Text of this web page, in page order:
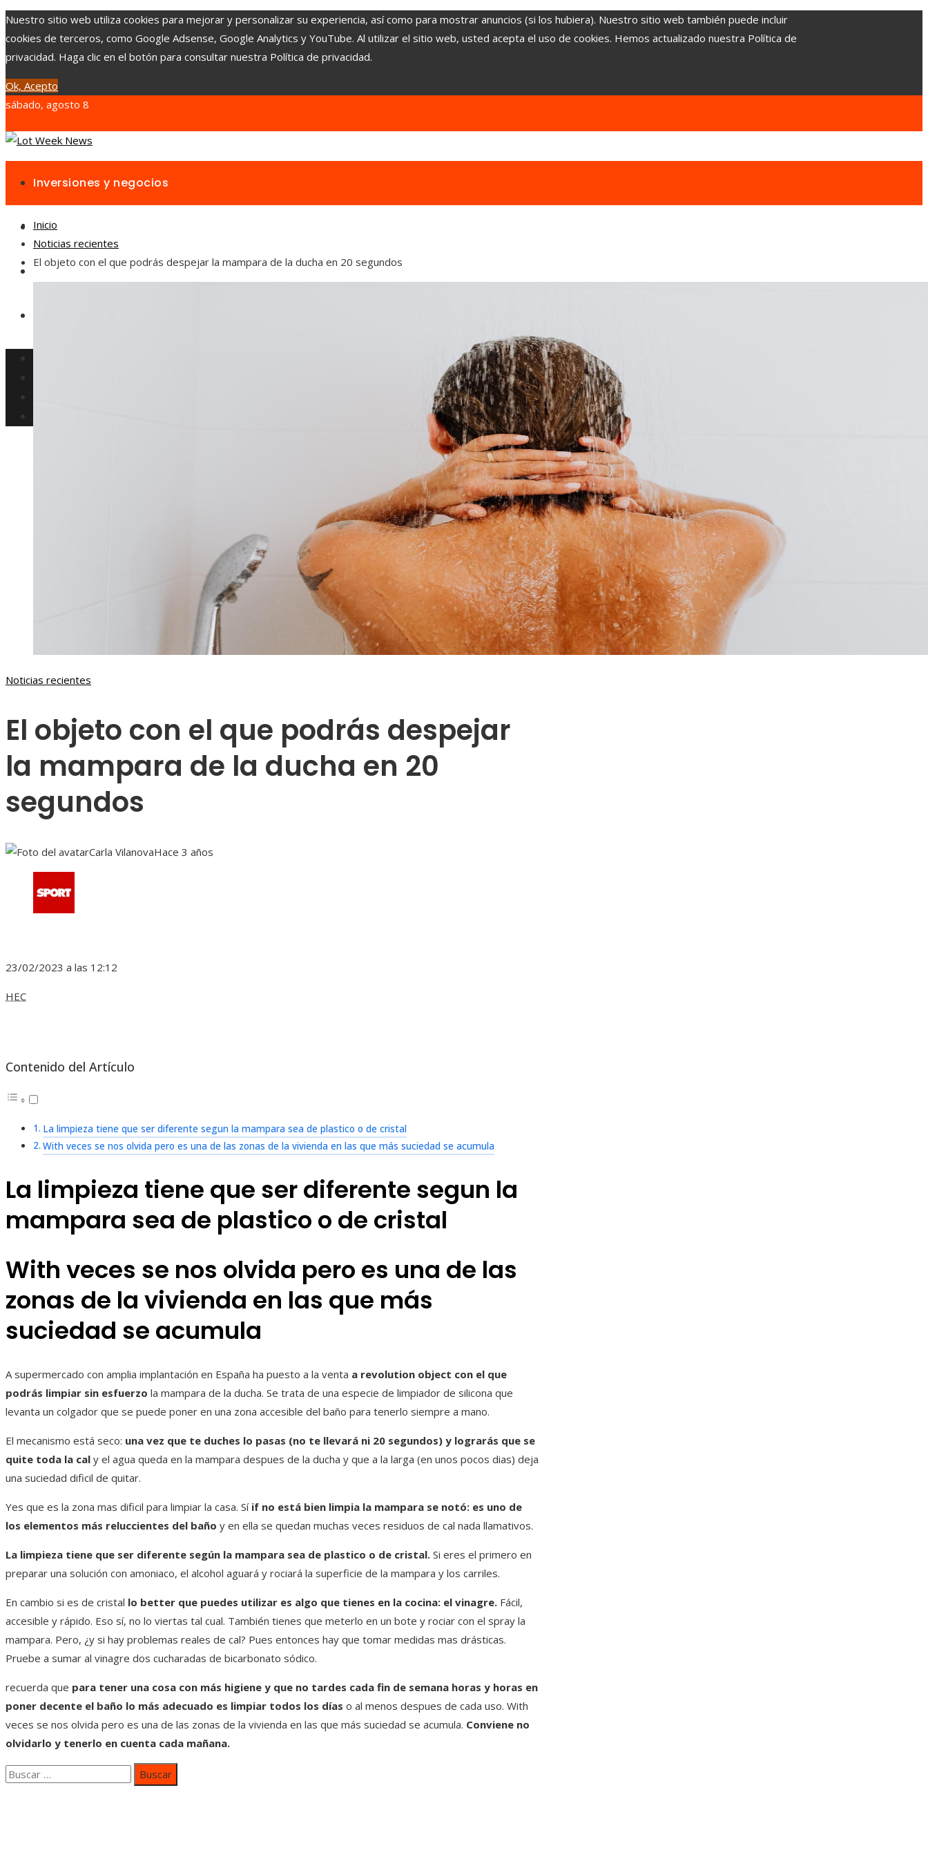
Nuestro sitio web utiliza cookies para mejorar y personalizar su experiencia, así como para mostrar anuncios (si los hubiera). Nuestro sitio web también puede incluir
cookies de terceros, como Google Adsense, Google Analytics y YouTube. Al utilizar el sitio web, usted acepta el uso de cookies. Hemos actualizado nuestra Política de
privacidad. Haga clic en el botón para consultar nuestra Política de privacidad.
Ok, Acepto
sábado, agosto 8
Inversiones y negocios
Responsabilidad social
Cultura y ocio
Inicio
Noticias recientes
El objeto con el que podrás despejar la mampara de la ducha en 20 segundos
Noticias recientes
El objeto con el que podrás despejar
la mampara de la ducha en 20
segundos
Carla VilanovaHace 3 años
23/02/2023 a las 12:12
HEC
Contenido del Artículo
La limpieza tiene que ser diferente segun la mampara sea de plastico o de cristal
With veces se nos olvida pero es una de las zonas de la vivienda en las que más suciedad se acumula
La limpieza tiene que ser diferente segun la
mampara sea de plastico o de cristal
With veces se nos olvida pero es una de las
zonas de la vivienda en las que más
suciedad se acumula
A supermercado con amplia implantación en España ha puesto a la venta a revolution object con el que
podrás limpiar sin esfuerzo la mampara de la ducha. Se trata de una especie de limpiador de silicona que
levanta un colgador que se puede poner en una zona accesible del baño para tenerlo siempre a mano.
El mecanismo está seco: una vez que te duches lo pasas (no te llevará ni 20 segundos) y lograrás que se
quite toda la cal y el agua queda en la mampara despues de la ducha y que a la larga (en unos pocos dias) deja
una suciedad dificil de quitar.
Yes que es la zona mas dificil para limpiar la casa. Sí if no está bien limpia la mampara se notó: es uno de
los elementos más reluccientes del baño y en ella se quedan muchas veces residuos de cal nada llamativos.
La limpieza tiene que ser diferente según la mampara sea de plastico o de cristal. Si eres el primero en
preparar una solución con amoniaco, el alcohol aguará y rociará la superficie de la mampara y los carriles.
En cambio si es de cristal lo better que puedes utilizar es algo que tienes en la cocina: el vinagre. Fácil,
accesible y rápido. Eso sí, no lo viertas tal cual. También tienes que meterlo en un bote y rociar con el spray la
mampara. Pero, ¿y si hay problemas reales de cal? Pues entonces hay que tomar medidas mas drásticas.
Pruebe a sumar al vinagre dos cucharadas de bicarbonato sódico.
recuerda que para tener una cosa con más higiene y que no tardes cada fin de semana horas y horas en
poner decente el baño lo más adecuado es limpiar todos los días o al menos despues de cada uso. With
veces se nos olvida pero es una de las zonas de la vivienda en las que más suciedad se acumula. Conviene no
olvidarlo y tenerlo en cuenta cada mañana.
Buscar: